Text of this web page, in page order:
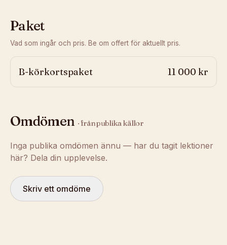
Paket
Vad som ingår och pris. Be om offert för aktuellt pris.
B-körkortspaket 11 000 kr
Omdömen · från publika källor
Inga publika omdömen ännu — har du tagit lektioner
här? Dela din upplevelse.
Skriv ett omdöme